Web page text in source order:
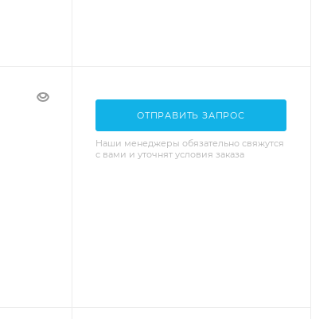
ОТПРАВИТЬ ЗАПРОС
Наши менеджеры обязательно свяжутся
с вами и уточнят условия заказа